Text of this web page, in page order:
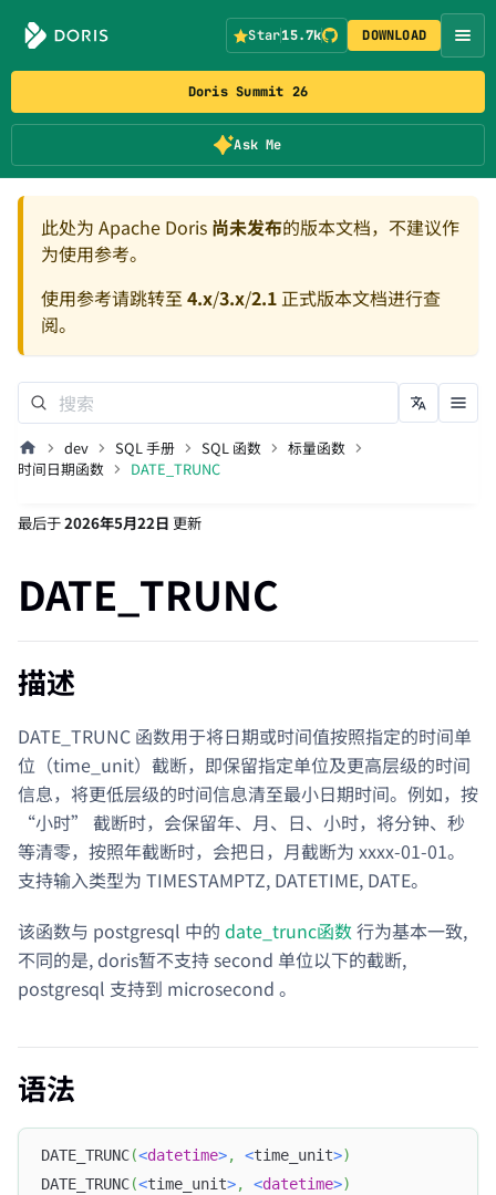
Doris Summit 26
Ask Me
Star15.7k DOWNLOAD
此处为 Apache Doris 尚未发布的版本文档，不建议作
为使用参考。
使用参考请跳转至 4.x/3.x/2.1正式版本文档进行查
阅。
dev SQL 手册 SQL 函数
标量函数
时间日期函数
DATE_TRUNC
最后于2026年5月22日 更新
DATE_TRUNC
描述
DATE_TRUNC 函数用于将日期或时间值按照指定的时间单
位（time_unit）截断，即保留指定单位及更高层级的时间
信息，将更低层级的时间信息清至最小日期时间。例如，按
“小时” 截断时，会保留年、月、日、小时，将分钟、秒
等清零，按照年截断时，会把日，月截断为 xxxx-01-01。
支持输入类型为 TIMESTAMPTZ, DATETIME, DATE。
该函数与 postgresql 中的 date_trunc函数行为基本一致,
不同的是, doris暂不支持 second 单位以下的截断,
postgresql 支持到 microsecond 。
语法
DATE_TRUNC(<datetime>, <time_unit>)
DATE_TRUNC(<time_unit>, <datetime>)